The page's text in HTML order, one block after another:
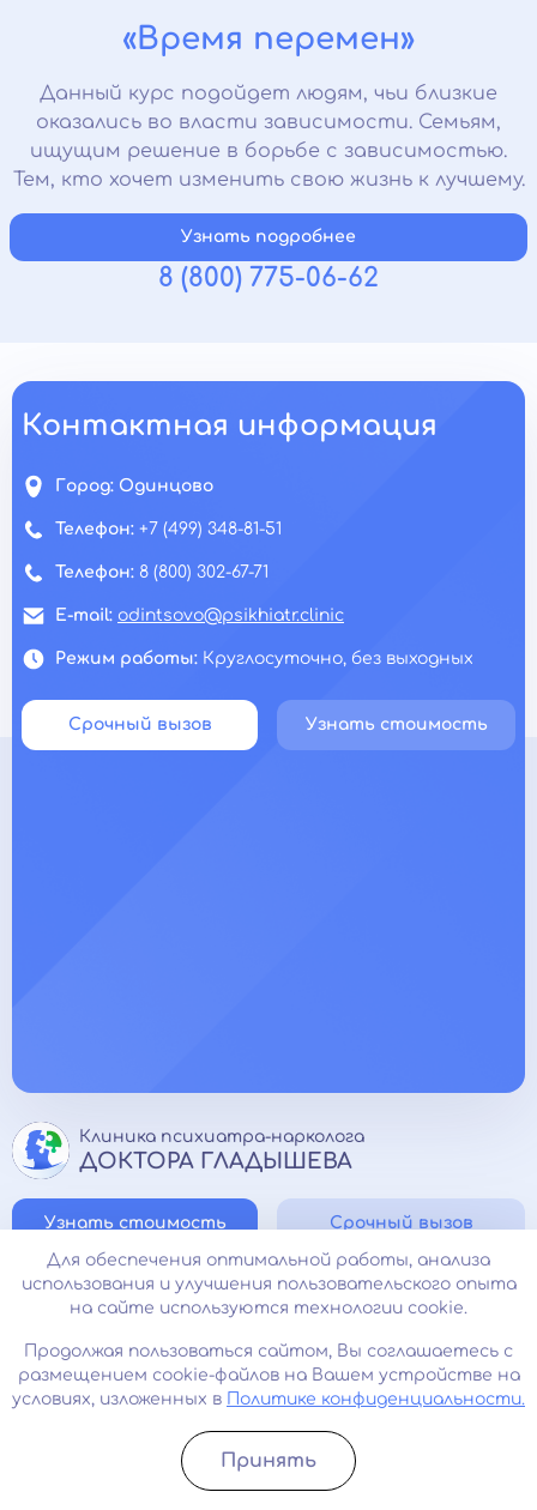
«Время перемен»
Данный курс подойдет людям, чьи близкие
оказались во власти зависимости. Семьям,
ищущим решение в борьбе с зависимостью.
Тем, кто хочет изменить свою жизнь к лучшему.
Узнать подробнее
8 (800) 775-06-62
Контактная информация
Город: Одинцово
Телефон: +7 (499) 348-81-51
Телефон: 8 (800) 302-67-71
E-mail: odintsovo@psikhiatr.clinic
Режим работы: Круглосуточно, без выходных
Срочный вызов Узнать стоимость
Клиника психиатра-нарколога
ДОКТОРА ГЛАДЫШЕВА
Узнать стоимость Срочный вызов
Карта сайта
Контакты
Согласие на обработку персональных данных
Политика конфиденциальности
Записатьcя
Для обеспечения оптимальной работы, анализа
использования и улучшения пользовательского опыта
на сайте используются технологии cookie.
Продолжая пользоваться сайтом, Вы соглашаетесь с
размещением cookie-файлов на Вашем устройстве на
условиях, изложенных в
Политике конфиденциальности.
Принять